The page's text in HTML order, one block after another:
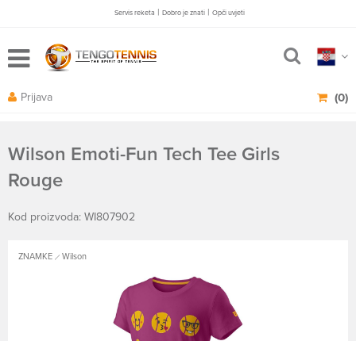
Servis reketa | Dobro je znati | Opči uvjeti
(0)
Prijava
Wilson Emoti-Fun Tech Tee Girls
Rouge
Kod proizvoda: WI807902
ZNAMKE Wilson